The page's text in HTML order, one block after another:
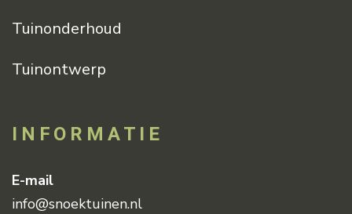
Tuinonderhoud
Tuinontwerp
INFORMATIE
E-mail
info@snoektuinen.nl